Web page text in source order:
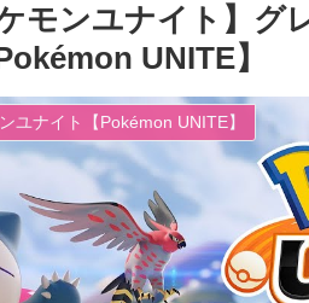
ケモンユナイト】
UNITE】
ユナイト【Pokémon UNITE】